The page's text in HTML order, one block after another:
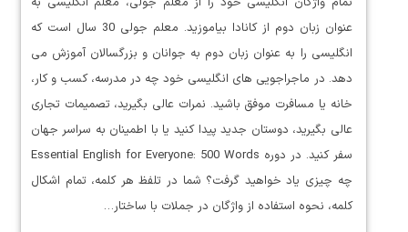
عنوان زبان دوم از کانادا بیاموزید. معلم جولی 30 سال است که
انگلیسی را به عنوان زبان دوم به جوانان و بزرگسالان آموزش می
دهد. در ماجراجویی های انگلیسی خود چه در مدرسه، کسب و کار،
خانه یا مسافرت موفق باشید. نمرات عالی بگیرید، تصمیمات تجاری
عالی بگیرید، دوستان جدید پیدا کنید یا با اطمینان به سراسر جهان
سفر کنید. در دوره Essential English for Everyone: 500 Words
چه چیزی یاد خواهید گرفت؟ شما در تلفظ هر کلمه، تمام اشکال
کلمه، نحوه استفاده از واژگان در جملات با ساختار…